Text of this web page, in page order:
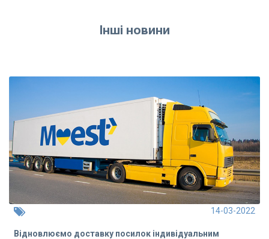
Інші новини
14-03-2022
Відновлюємо доставку посилок індивідуальним